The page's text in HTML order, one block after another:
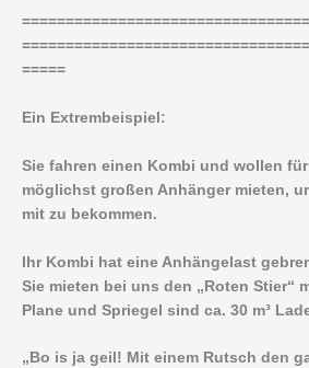
=====
Ein Extrembeispiel:
Sie fahren einen Kombi und wollen
möglichst großen Anhänger mieten,
mit zu bekommen.
Ihr Kombi hat eine Anhängelast
Sie mieten bei uns den „Roten Stier“
Plane und Spriegel sind ca. 30 m³
„Bo is ja geil! Mit einem Rutsch den